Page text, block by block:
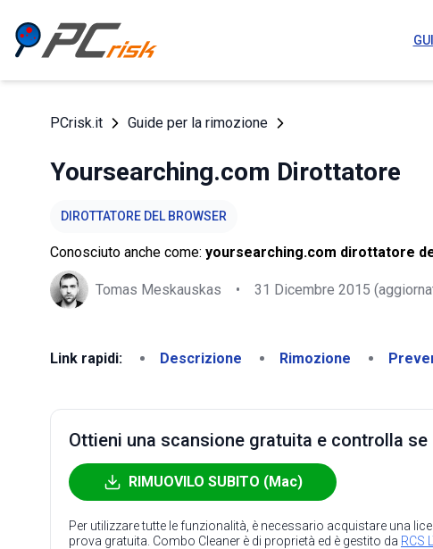
PCrisk.it Guide per la rimozione
Yoursearching.com Dirottatore
DIROTTATORE DEL BROWSER
Conosciuto anche come: yoursearching.com dirottatore
Tomas Meskauskas • 31 Dicembre 2015
Link rapidi: Descrizione Rimozione
Ottieni una scansione gratuita e controlla
RIMUOVILO SUBITO (Mac)
Per utilizzare tutte le funzionalità, è necessario acquistare una
prova gratuita. Combo Cleaner è di proprietà ed è gestito da RCS